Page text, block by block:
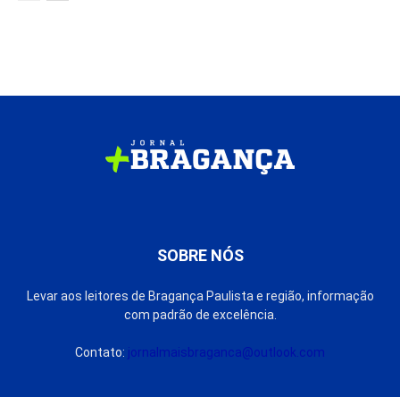
SOBRE NÓS
Levar aos leitores de Bragança Paulista e região, informação
com padrão de excelência.
Contato: jornalmaisbraganca@outlook.com